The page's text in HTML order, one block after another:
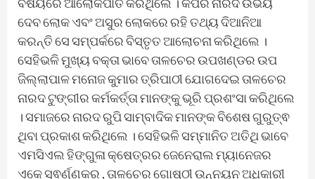
ଦେବ ଲୋକ ଏବଂ ଅସୁର ଲୋକରେ ରହି ତଥ୍ୟ ଦିଆନିଆ
କରନ୍ତି ସେ ସମ୍ପର୍କରେ ବିସ୍ତୃତ ଆଲୋଚନା କରିଥିଲେ ।
ସେହିଭଳି ମୁଖ୍ୟ ବକ୍ତା ଭାବେ ତାଳଚେର ଉପଖଣ୍ଡର ଉପ
ଜିଲ୍ଲାପାଳ ମନୋଜ କୁମାର ତ୍ରିପାଠୀ ଯୋଗଦେଇ ତାଳଚେର
ନାରଦ ଟୁଙ୍ଗୀର କର୍ମକର୍ତ୍ତା ମାନଙ୍କୁ ଭୂରି ପ୍ରଶଂସା କରିଥିଲେ
। ସମାଜରେ ନାରଦ ରୁପି ସାମ୍ବାଦିକ ମାନଙ୍କ ବିଶେଷ ଗୁରୁତ୍ଵ
ଥିବା ପ୍ରକାଶ କରିଥିଲେ । ସେହିଭଳି ସମ୍ମାନିତ ଅତିଥି ଭାବେ
ଏମସିଏଲ ହିଙ୍ଗୁଳା କ୍ଷେତ୍ରର ଜେନେରାଲ ମ୍ୟାନେଜର
ଏକେ ସ୍ଵର୍ଣ୍ଣକର , ତାଳଚେର ଗୋଷ୍ଠୀ ଉନ୍ନୟନ ଅଧିକାରୀ